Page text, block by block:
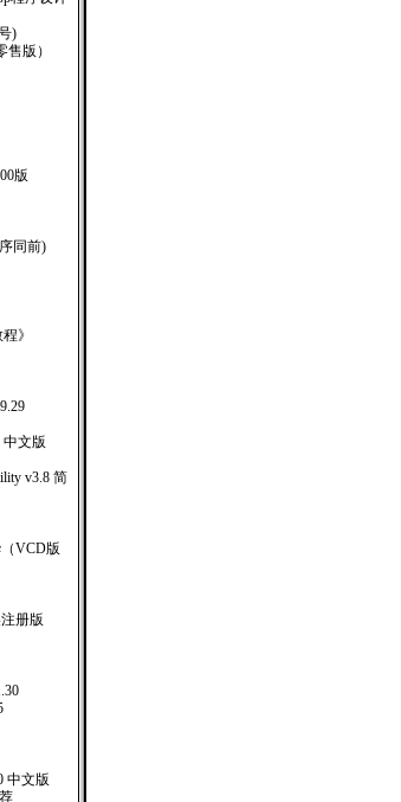
)
售版）
版
序同前)
》
中文版
v3.8 简
VCD版
册版
中文版